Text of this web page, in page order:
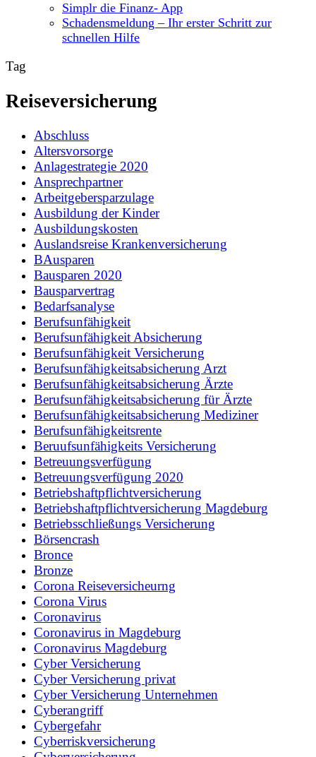
Simplr die Finanz- App
Schadensmeldung – Ihr erster Schritt zur
schnellen Hilfe
Tag
Reiseversicherung
Abschluss
Altersvorsorge
Anlagestrategie 2020
Ansprechpartner
Arbeitgebersparzulage
Ausbildung der Kinder
Ausbildungskosten
Auslandsreise Krankenversicherung
BAusparen
Bausparen 2020
Bausparvertrag
Bedarfsanalyse
Berufsunfähigkeit
Berufsunfähigkeit Absicherung
Berufsunfähigkeit Versicherung
Berufsunfähigkeitsabsicherung Arzt
Berufsunfähigkeitsabsicherung Ärzte
Berufsunfähigkeitsabsicherung für Ärzte
Berufsunfähigkeitsabsicherung Mediziner
Berufsunfähigkeitsrente
Beruufsunfähigkeits Versicherung
Betreuungsverfügung
Betreuungsverfügung 2020
Betriebshaftpflichtversicherung
Betriebshaftpflichtversicherung Magdeburg
Betriebsschließungs Versicherung
Börsencrash
Bronce
Bronze
Corona Reiseversicheurng
Corona Virus
Coronavirus
Coronavirus in Magdeburg
Coronavirus Magdeburg
Cyber Versicherung
Cyber Versicherung privat
Cyber Versicherung Unternehmen
Cyberangriff
Cybergefahr
Cyberriskversicherung